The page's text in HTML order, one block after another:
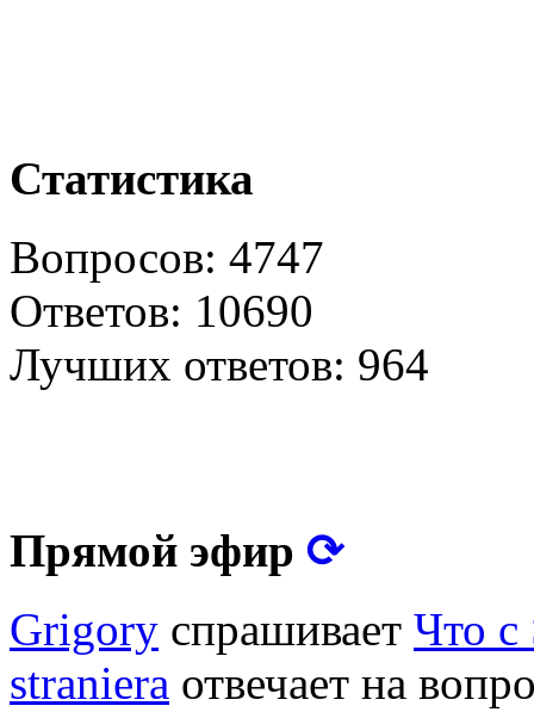
Статистика
Вопросов: 4747
Ответов: 10690
Лучших ответов: 964
Прямой эфир ⟳
Grigory спрашивает Что с
straniera отвечает на